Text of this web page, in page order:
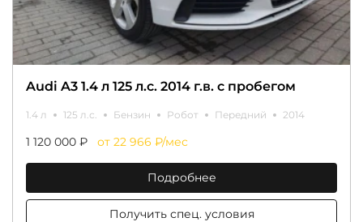
Audi A3 1.4 л 125 л.с. 2014 г.в. с пробегом
1.4 л 125 л.с. Бензин Робот Передний 2014
1 120 000 ₽ от 22 966 ₽/мес
Подробнее
Получить спец. условия